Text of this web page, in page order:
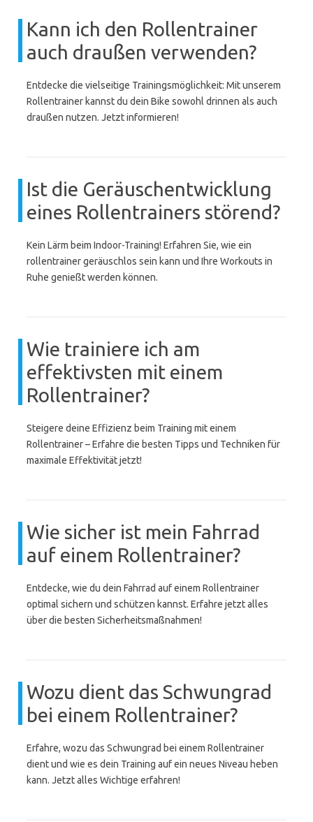
Kann ich den Rollentrainer
auch draußen verwenden?
Entdecke die vielseitige Trainingsmöglichkeit: Mit unserem
Rollentrainer kannst du dein Bike sowohl drinnen als auch
draußen nutzen. Jetzt informieren!
Ist die Geräuschentwicklung
eines Rollentrainers störend?
Kein Lärm beim Indoor-Training! Erfahren Sie, wie ein
rollentrainer geräuschlos sein kann und Ihre Workouts in
Ruhe genießt werden können.
Wie trainiere ich am
effektivsten mit einem
Rollentrainer?
Steigere deine Effizienz beim Training mit einem
Rollentrainer – Erfahre die besten Tipps und Techniken für
maximale Effektivität jetzt!
Wie sicher ist mein Fahrrad
auf einem Rollentrainer?
Entdecke, wie du dein Fahrrad auf einem Rollentrainer
optimal sichern und schützen kannst. Erfahre jetzt alles
über die besten Sicherheitsmaßnahmen!
Wozu dient das Schwungrad
bei einem Rollentrainer?
Erfahre, wozu das Schwungrad bei einem Rollentrainer
dient und wie es dein Training auf ein neues Niveau heben
kann. Jetzt alles Wichtige erfahren!